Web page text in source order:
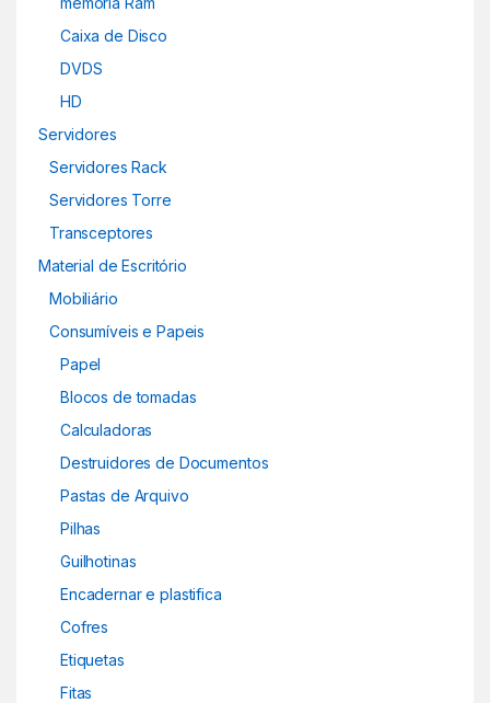
Caixa de Disco
DVDS
HD
Servidores
Servidores Rack
Servidores Torre
Transceptores
Material de Escritório
Mobiliário
Consumíveis e Papeis
Papel
Blocos de tomadas
Calculadoras
Destruidores de Documentos
Pastas de Arquivo
Pilhas
Guilhotinas
Encadernar e plastifica
Cofres
Etiquetas
Fitas